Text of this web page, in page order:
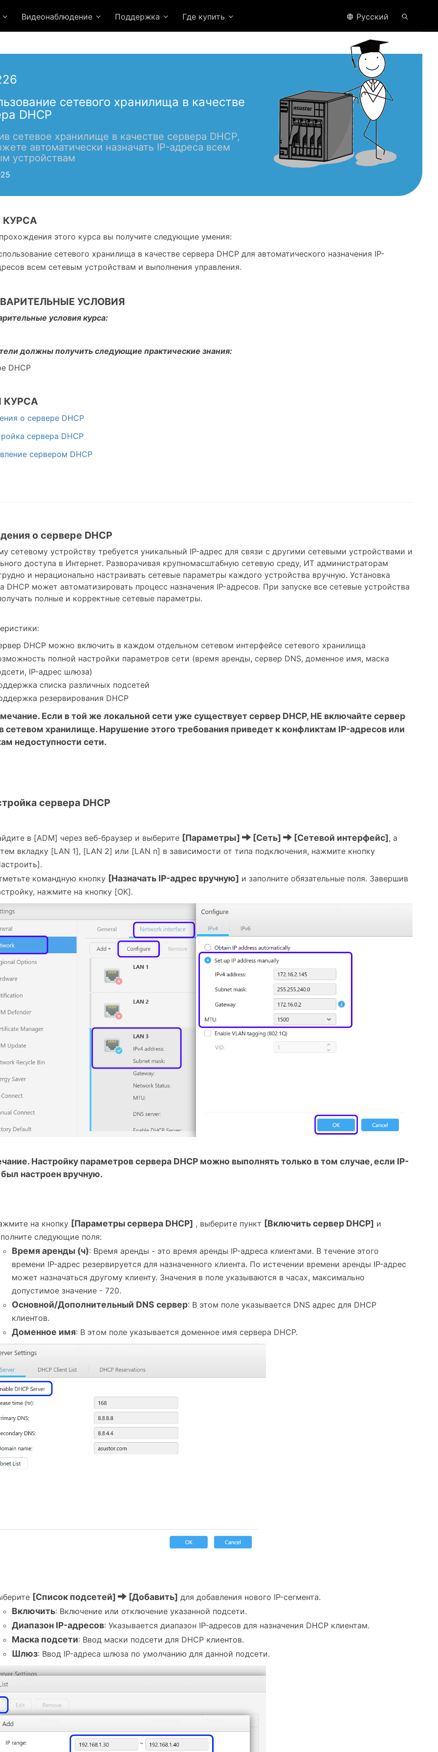
Видеонаблюдение Поддержка Где купить Pусский
сетевого хранилища в качестве
DHCP
сетевое хранилище в качестве сервера DHCP,
автоматически назначать IP-адреса всем
устройствам
КУРСА
этого курса вы получите следующие умения:
сетевого хранилища в качестве сервера DHCP для автоматического назначения IP-
всем сетевым устройствам и выполнения управления.
УСЛОВИЯ
условия курса:
должны получить следующие практические знания:
DHCP
КУРСА
о сервере DHCP
сервера DHCP
сервером DHCP
о сервере DHCP
сетевому устройству требуется уникальный IP-адрес для связи с другими сетевыми устройствами и
доступа в Интернет. Разворачивая крупномасштабную сетевую среду, ИТ администраторам
и нерационально настраивать сетевые параметры каждого устройства вручную. Установка
DHCP может автоматизировать процесс назначения IP-адресов. При запуске все сетевые устройства
полные и корректные сетевые параметры.
DHCP можно включить в каждом отдельном сетевом интерфейсе сетевого хранилища
полной настройки параметров сети (время аренды, сервер DNS, доменное имя, маска
IP-адрес шлюза)
списка различных подсетей
резервирования DHCP
Если в той же локальной сети уже существует сервер DHCP, НЕ включайте сервер
сетевом хранилище. Нарушение этого требования приведет к конфликтам IP-адресов или
недоступности сети.
сервера DHCP
в [ADM] через веб-браузер и выберите [Параметры] [Сеть] [Сетевой интерфейс], а
вкладку [LAN 1], [LAN 2] или [LAN n] в зависимости от типа подключения, нажмите кнопку
командную кнопку [Назначать IP-адрес вручную] и заполните обязательные поля. Завершив
нажмите на кнопку [OK].
Настройку параметров сервера DHCP можно выполнять только в том случае, если IP-
настроен вручную.
на кнопку [Параметры сервера DHCP] , выберите пункт [Включить сервер DHCP] и
следующие поля:
Время аренды (ч): Время аренды - это время аренды IP-адреса клиентами. В течение этого
времени IP-адрес резервируется для назначенного клиента. По истечении времени аренды IP-адрес
может назначаться другому клиенту. Значения в поле указываются в часах, максимально
допустимое значение - 720.
Основной/Дополнительный DNS сервер: В этом поле указывается DNS адрес для DHCP
клиентов.
Доменное имя: В этом поле указывается доменное имя сервера DHCP.
[Список подсетей] [Добавить] для добавления нового IP-сегмента.
Включить: Включение или отключение указанной подсети.
Диапазон IP-адресов: Указывается диапазон IP-адресов для назначения DHCP клиентам.
Маска подсети: Ввод маски подсети для DHCP клиентов.
Шлюз: Ввод IP-адреса шлюза по умолчанию для данной подсети.